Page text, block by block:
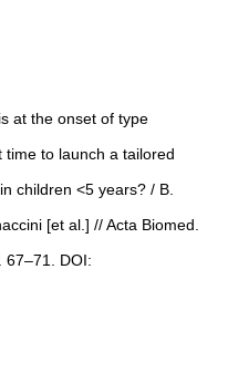
at the onset of type
to launch a tailored
children <5 years? / B.
[et al.] // Acta Biomed.
DOI: